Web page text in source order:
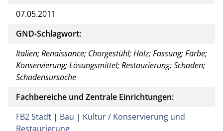
07.05.2011
GND-Schlagwort:
Italien; Renaissance; Chorgestühl; Holz; Fassung; Farbe;
Konservierung; Lösungsmittel; Restaurierung; Schaden;
Schadensursache
Fachbereiche und Zentrale Einrichtungen:
FB2 Stadt | Bau | Kultur / Konservierung und
Restaurierung